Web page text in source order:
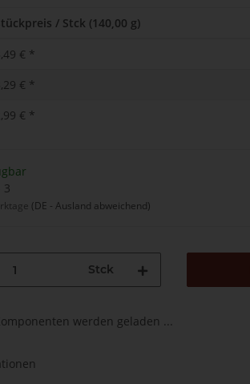
/ Stck (140,00 g)
€ *
€ *
€ *
3
(DE - Ausland abweichend)
Stck
werden geladen ...